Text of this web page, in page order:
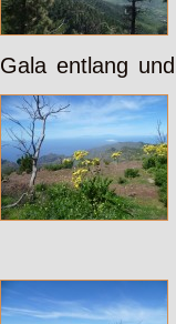
Gala entlang